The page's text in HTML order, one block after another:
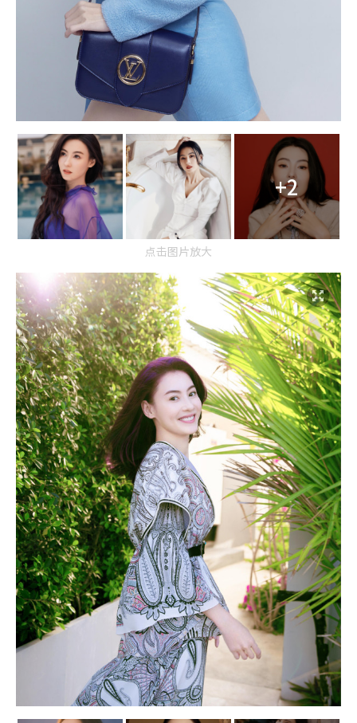
+2
点击图片放大